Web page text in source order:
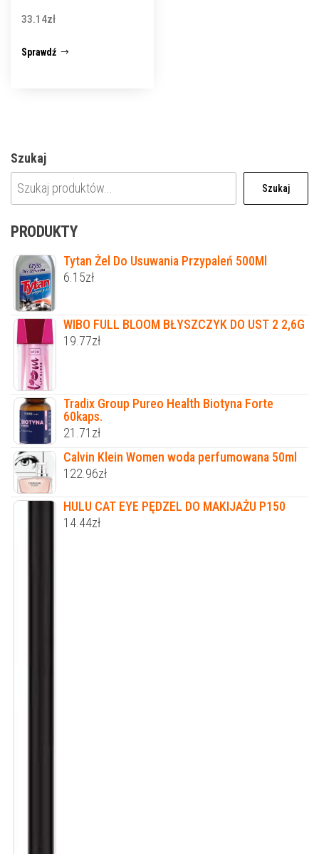
33.14zł
Sprawdź
Szukaj
Szukaj
PRODUKTY
Tytan Żel Do Usuwania Przypaleń 500Ml
6.15zł
WIBO FULL BLOOM BŁYSZCZYK DO UST 2 2,6G
19.77zł
Tradix Group Pureo Health Biotyna Forte
60kaps.
21.71 zł
Calvin Klein Women woda perfumowana 50ml
122.96zł
HULU CAT EYE PĘDZEL DO MAKIJAŻU P150
14.44zł